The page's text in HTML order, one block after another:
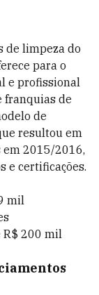
de limpeza do
para o
e profissional
franquias de
de
resultou em
em 2015/2016,
e certificações.
mil
R$ 200 mil